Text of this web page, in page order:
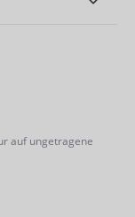
auf ungetragene